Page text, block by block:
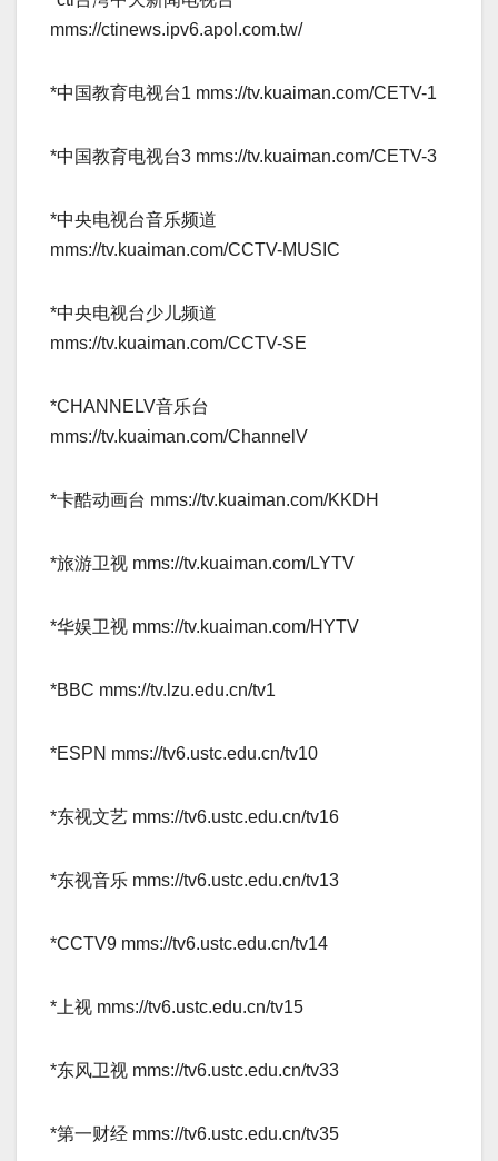
mms://ctinews.ipv6.apol.com.tw/­
*中国教育电视台1 mms://tv.kuaiman.com/CETV-1­
*中国教育电视台3 mms://tv.kuaiman.com/CETV-3­
*中央电视台音乐频道
mms://tv.kuaiman.com/CCTV-MUSIC­
*中央电视台少儿频道
mms://tv.kuaiman.com/CCTV-SE­
*CHANNELV音乐台
mms://tv.kuaiman.com/ChannelV­
*卡酷动画台 mms://tv.kuaiman.com/KKDH­
*旅游卫视 mms://tv.kuaiman.com/LYTV­
*华娱卫视 mms://tv.kuaiman.com/HYTV­
*BBC mms://tv.lzu.edu.cn/tv1­
*ESPN mms://tv6.ustc.edu.cn/tv10­
*东视文艺 mms://tv6.ustc.edu.cn/tv16­
*东视音乐 mms://tv6.ustc.edu.cn/tv13­
*CCTV9 mms://tv6.ustc.edu.cn/tv14­
*上视 mms://tv6.ustc.edu.cn/tv15­
*东风卫视 mms://tv6.ustc.edu.cn/tv33­
*第一财经 mms://tv6.ustc.edu.cn/tv35­